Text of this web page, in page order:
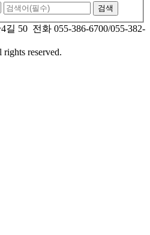
검색
50 전화 055-386-6700/055-382-
reserved.